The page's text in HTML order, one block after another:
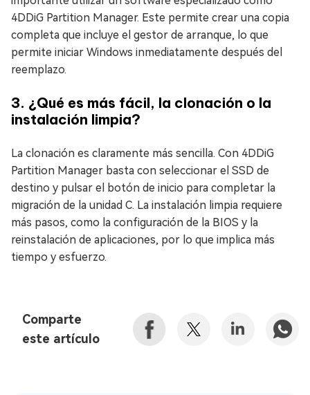
4DDiG Partition Manager. Este permite crear una copia
completa que incluye el gestor de arranque, lo que
permite iniciar Windows inmediatamente después del
reemplazo.
3. ¿Qué es más fácil, la clonación o la
instalación limpia?
La clonación es claramente más sencilla. Con 4DDiG
Partition Manager basta con seleccionar el SSD de
destino y pulsar el botón de inicio para completar la
migración de la unidad C. La instalación limpia requiere
más pasos, como la configuración de la BIOS y la
reinstalación de aplicaciones, por lo que implica más
tiempo y esfuerzo.
Comparte
este artículo